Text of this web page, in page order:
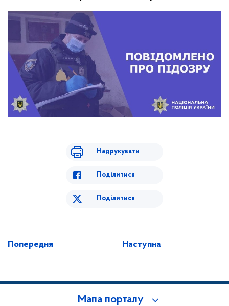
Надрукувати
Поділитися
Поділитися
Попередня Наступна
Мапа порталу